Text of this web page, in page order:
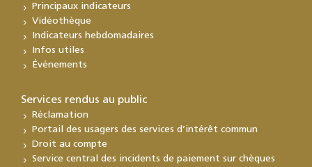
Principaux indicateurs
Vidéothèque
Indicateurs hebdomadaires
Infos utiles
Événements
Services rendus au public
Réclamation
Portail des usagers des services d’intérêt commun
Droit au compte
Service central des incidents de paiement sur chèques